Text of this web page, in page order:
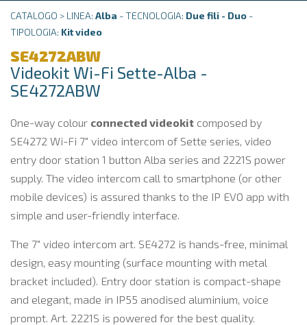
CATALOGO > LINEA: Alba - TECNOLOGIA: Due fili - Duo -
TIPOLOGIA: Kit video
SE4272ABW
Videokit Wi-Fi Sette-Alba -
SE4272ABW
One-way colour connected videokit composed by
SE4272 Wi-Fi 7" video intercom of Sette series, video
entry door station 1 button Alba series and 2221S power
supply. The video intercom call to smartphone (or other
mobile devices) is assured thanks to the IP EVO app with
simple and user-friendly interface.
The 7" video intercom art. SE4272 is hands-free, minimal
design, easy mounting (surface mounting with metal
bracket included). Entry door station is compact-shape
and elegant, made in IP55 anodised aluminium, voice
prompt. Art. 2221S is powered for the best quality.